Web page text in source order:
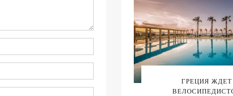
ГРЕЦИЯ ЖДЕТ